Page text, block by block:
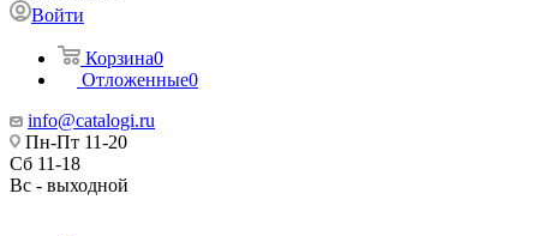
Войти
Корзина0
Отложенные0
info@catalogi.ru
Пн-Пт 11-20
Сб 11-18
Вс - выходной